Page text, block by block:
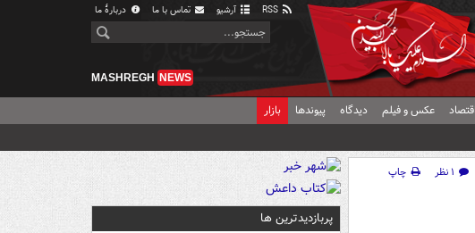
آرشیو تماس با ما دربارهٔ ما
MASHREGH NEWS
اقتصاد عکس و فیلم دیدگاه پیوندها بازار
۱ نظر
چاپ
پربازدیدترین ها